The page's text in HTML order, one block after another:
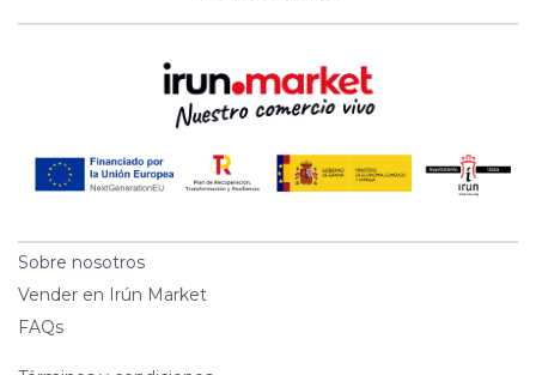
Sobre nosotros
Vender en Irún Market
FAQs